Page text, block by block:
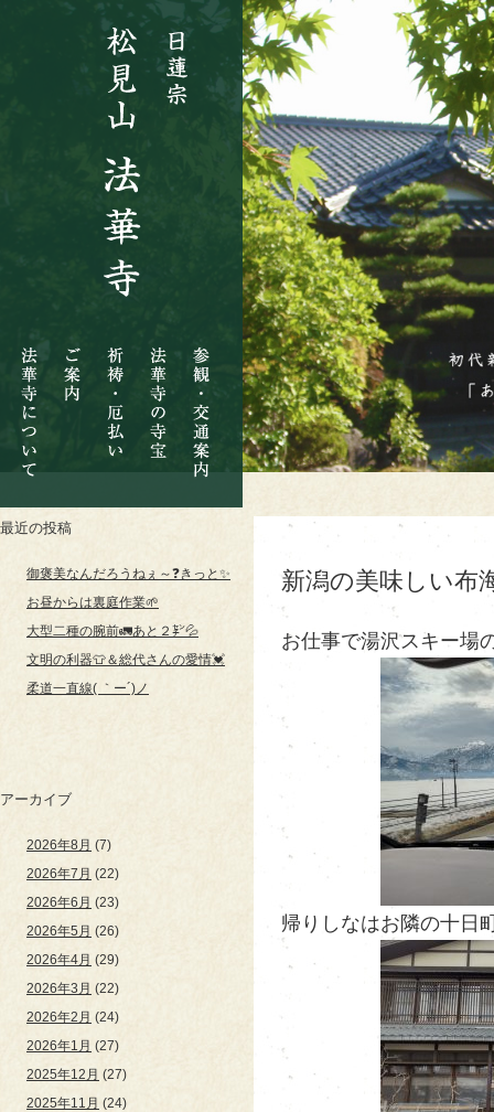
華
寺
に
つ
い
案
内
祷・
厄
払
い
華
寺
の
寺
宝
観・
交
通
案
内
最近の投稿
御褒美なんだろうねぇ～❓きっと✨
お昼からは裏庭作業🌱
大型二種の腕前🚛あと２㌢💦
文明の利器👕＆総代さんの愛情💓
柔道一直線( ｀ー´)ノ
アーカイブ
2026年8月 (7)
2026年7月 (22)
2026年6月 (23)
2026年5月 (26)
2026年4月 (29)
2026年3月 (22)
2026年2月 (24)
2026年1月 (27)
2025年12月 (27)
2025年11月 (24)
新潟の美味しい布
お仕事で湯沢スキー場
帰りしなはお隣の十日